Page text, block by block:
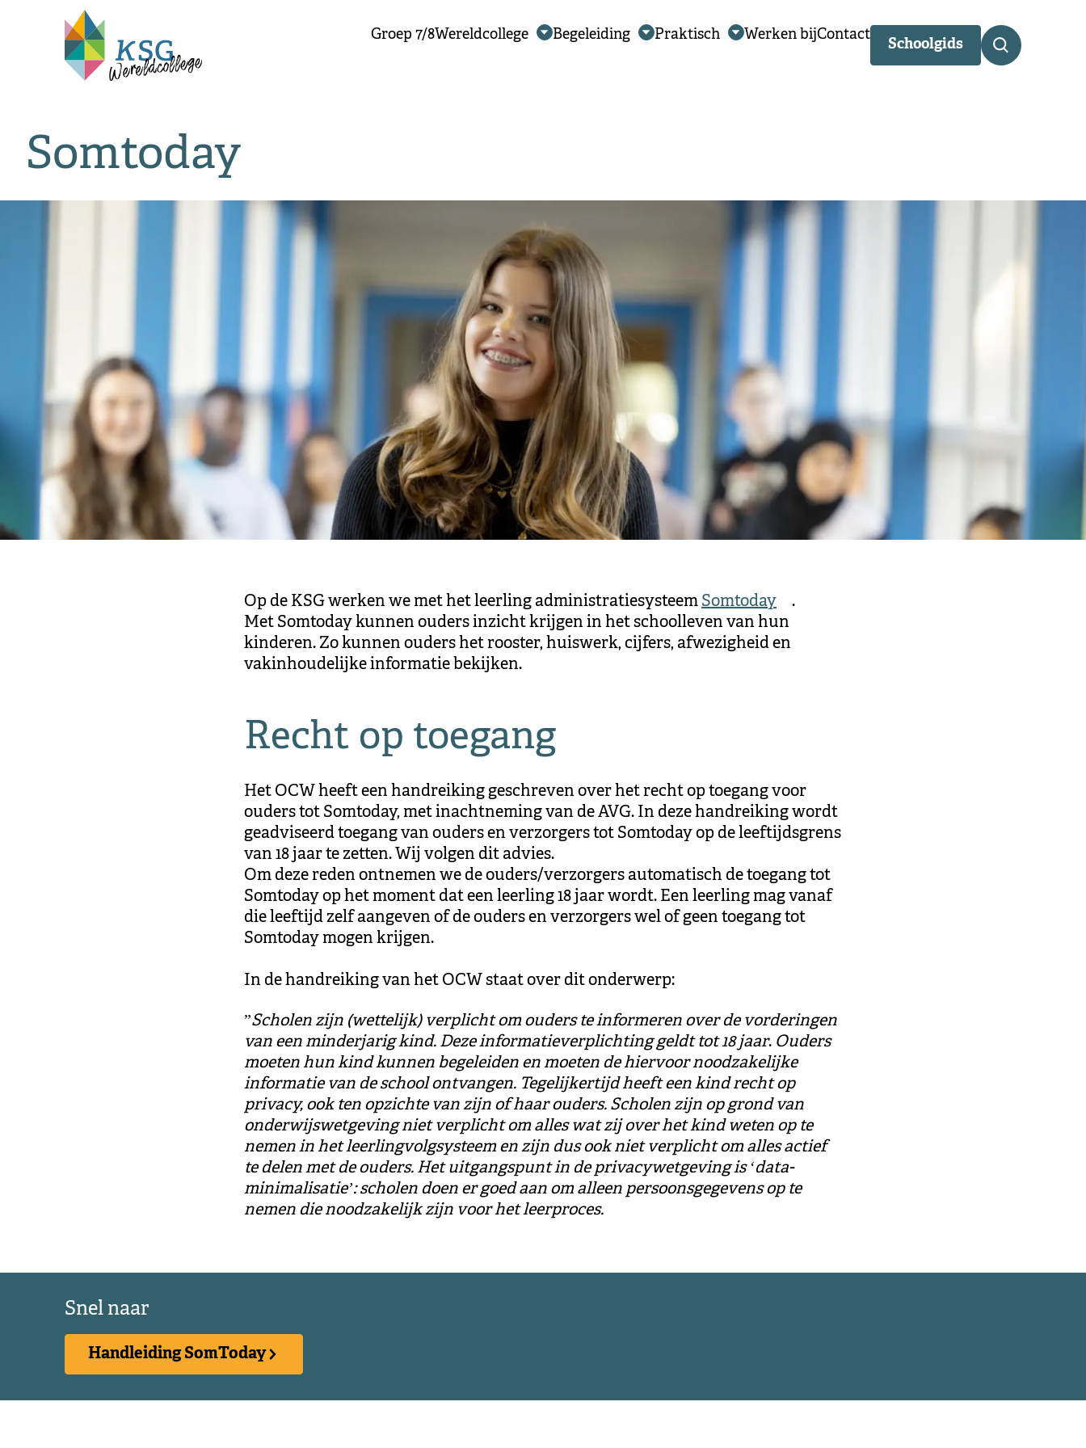
Groep 7/8Wereldcollege Begeleiding Praktisch Werken bijContact
Schoolgids
Somtoday
Op de KSG werken we met het leerling administratiesysteemSomtoday
.
Met Somtoday kunnen ouders inzicht krijgen in het schoolleven van hun
kinderen. Zo kunnen ouders het rooster, huiswerk, cijfers, afwezigheid en
vakinhoudelijke informatie bekijken.
Recht op toegang
Het OCW heeft een handreiking geschreven over het recht op toegang voor
ouders tot Somtoday, met inachtneming van de AVG. In deze handreiking wordt
geadviseerd toegang van ouders en verzorgers tot Somtoday op de leeftijdsgrens
van 18 jaar te zetten. Wij volgen dit advies.
Om deze reden ontnemen we de ouders/verzorgers automatisch de toegang tot
Somtoday op het moment dat een leerling 18 jaar wordt. Een leerling mag vanaf
die leeftijd zelf aangeven of de ouders en verzorgers wel of geen toegang tot
Somtoday mogen krijgen.
In de handreiking van het OCW staat over dit onderwerp:
”Scholen zijn (wettelijk) verplicht om ouders te informeren over de vorderingen
van een minderjarig kind. Deze informatieverplichting geldt tot 18 jaar. Ouders
moeten hun kind kunnen begeleiden en moeten de hiervoor noodzakelijke
informatie van de school ontvangen. Tegelijkertijd heeft een kind recht op
privacy, ook ten opzichte van zijn of haar ouders. Scholen zijn op grond van
onderwijswetgeving niet verplicht om alles wat zij over het kind weten op te
nemen in het leerlingvolgsysteem en zijn dus ook niet verplicht om alles actief
te delen met de ouders. Het uitgangspunt in de privacywetgeving is ‘data-
minimalisatie’: scholen doen er goed aan om alleen persoonsgegevens op te
nemen die noodzakelijk zijn voor het leerproces.
Snel naar
Handleiding SomToday